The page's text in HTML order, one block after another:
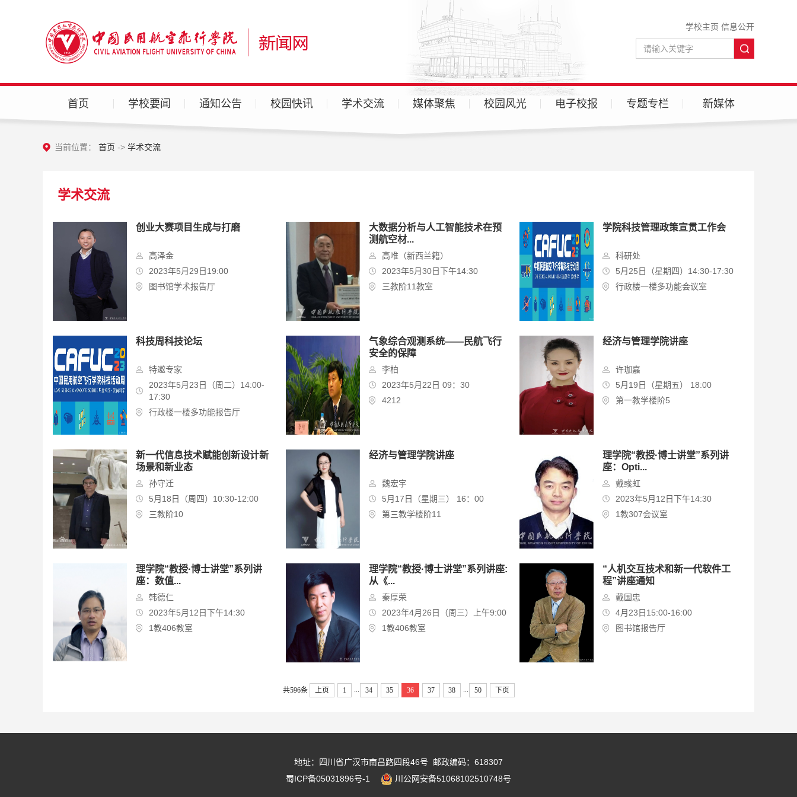
学校主页 信息公开
首页 学校要闻 通知公告 校园快讯 学术交流 媒体聚焦 校园风光 电子校报 专题专栏 新媒体
当前位置： 首页 -> 学术交流
学术交流
创业大赛项目生成与打磨
高泽金
2023年5月29日19:00
图书馆学术报告厅
大数据分析与人工智能技术在预
测航空材...
高唯（新西兰籍）
2023年5月30日下午14:30
三教阶11教室
学院科技管理政策宣贯工作会
科研处
5月25日（星期四）14:30-17:30
行政楼一楼多功能会议室
科技周科技论坛
特邀专家
2023年5月23日（周二）14:00-
17:30
行政楼一楼多功能报告厅
气象综合观测系统——民航飞行
安全的保障
李柏
2023年5月22日 09：30
4212
经济与管理学院讲座
许珈嘉
5月19日（星期五） 18:00
第一教学楼阶5
新一代信息技术赋能创新设计新
场景和新业态
孙守迁
5月18日（周四）10:30-12:00
三教阶10
经济与管理学院讲座
魏宏宇
5月17日（星期三） 16：00
第三教学楼阶11
理学院“教授·博士讲堂”系列讲
座：Opti...
戴彧虹
2023年5月12日下午14:30
1教307会议室
理学院“教授·博士讲堂”系列讲
座：数值...
韩德仁
2023年5月12日下午14:30
1教406教室
理学院“教授·博士讲堂”系列讲座:
从《...
秦厚荣
2023年4月26日（周三）上午9:00
1教406教室
“人机交互技术和新一代软件工
程”讲座通知
戴国忠
4月23日15:00-16:00
图书馆报告厅
共596条 上页 1 34 35 36 37 38 50 下页
地址：四川省广汉市南昌路四段46号 邮政编码：618307
蜀ICP备05031896号-1
川公网安备51068102510748号